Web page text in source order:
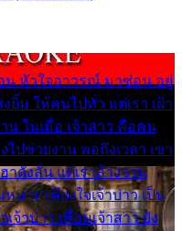
น หัวใจอาวรณ์ มาซ่อน อยู่
ยิ้ม ให้คนไปทั่ว แต่เรา เฝ้า
น ในเมื่อ เจ้าสาว คือคน
ปช่วยงาน พอถึงเวลา เขา
าดังลั่น แต่เราล้างจาน
มาย เคียงใจเจ้าบ่าว เป็น
จ้าบ่าว เพื่อนเจ้าสาว ยัง